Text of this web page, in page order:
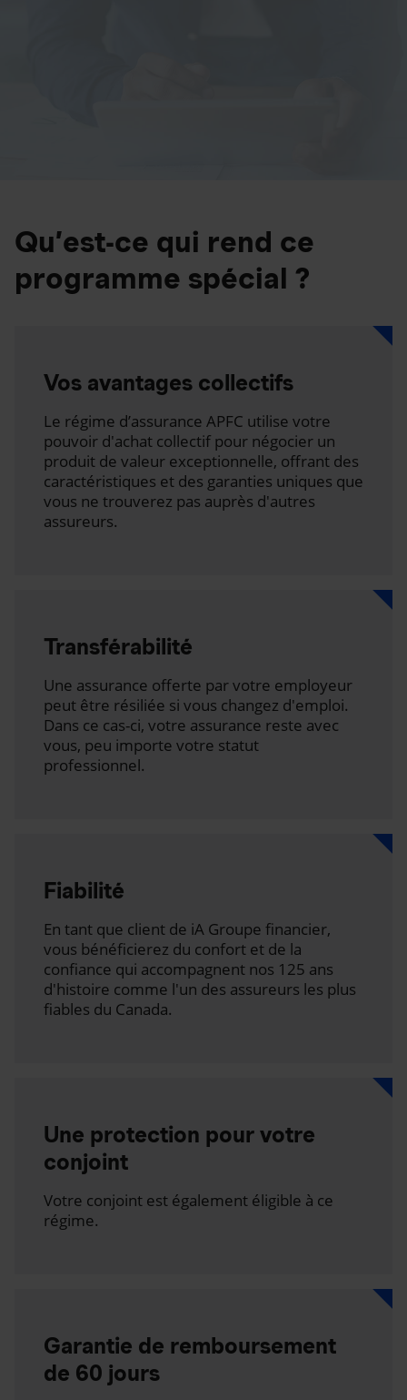
Qu’est-ce qui rend ce
programme spécial ?
Vos avantages collectifs
Le régime d’assurance APFC utilise votre
pouvoir d'achat collectif pour négocier un
produit de valeur exceptionnelle, offrant des
caractéristiques et des garanties uniques que
vous ne trouverez pas auprès d'autres
assureurs.
Transférabilité
Une assurance offerte par votre employeur
peut être résiliée si vous changez d'emploi.
Dans ce cas-ci, votre assurance reste avec
vous, peu importe votre statut
professionnel.
Fiabilité
En tant que client de iA Groupe financier,
vous bénéficierez du confort et de la
confiance qui accompagnent nos 125 ans
d'histoire comme l'un des assureurs les plus
fiables du Canada.
Une protection pour votre
conjoint
Votre conjoint est également éligible à ce
régime.
Garantie de remboursement
de 60 jours